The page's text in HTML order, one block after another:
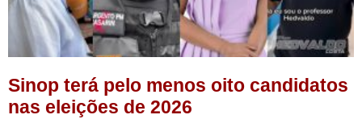
Sinop terá pelo menos oito candidatos
nas eleições de 2026